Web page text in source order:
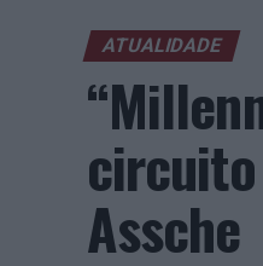
ATUALIDADE
circuito
Assche